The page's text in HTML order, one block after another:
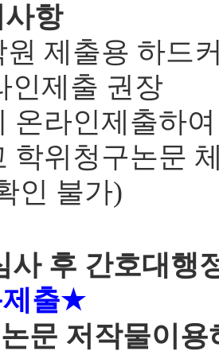
항
출용 하드커
인제출 권장
인제출하여
청구논문 체
인 불가)
사 후 간호대행
출★
문 저작물이